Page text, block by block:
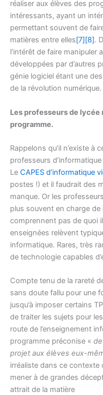
réaliser aux élèves des
intéressants, ayant un
permettant souvent de
matières entre elles[7][8].
l’intérêt de faire manipuler
développées par d’autres
génie logiciel étant une
de la révolution numérique.
Les professeurs de lycée
programme.
Rappelons qu’il n’existe à
professeurs
Le CAPES d’informatique
postes !) et il faudrait des
manque. Or les
plus souvent en charge de
comprennent pas de quoi
enseignées relèvent
informatique. Rares, très
de technologie capables
Compte tenu de la rareté
sans doute fallu pour une
jusqu’à imposer certains
de traiter les sujets pour
route de l’enseignement
programme préconise «
projet aux élèves eux-
irréaliste dans ce contexte
mener à de grandes
attrait de la matière